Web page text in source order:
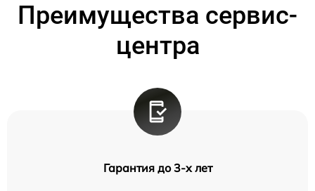
Преимущества сервис-
центра
Гарантия до 3-х лет